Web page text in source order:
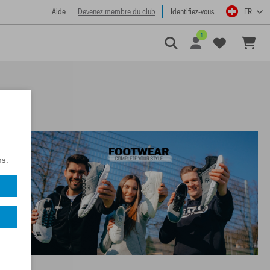
Aide Devenez membre du club Identifiez-vous FR
1